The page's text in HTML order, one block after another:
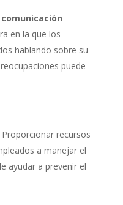
en la que los
hablando sobre su
puede
Proporcionar recursos
a manejar el
ayudar a prevenir el